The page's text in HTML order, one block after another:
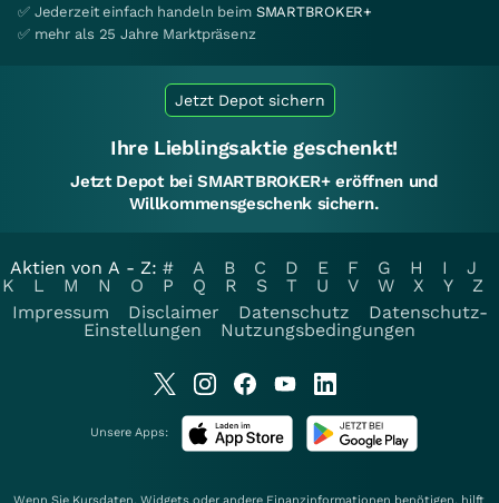
✅ Jederzeit einfach handeln beim SMARTBROKER+
✅ mehr als 25 Jahre Marktpräsenz
Jetzt Depot sichern
Ihre Lieblingsaktie geschenkt!
Jetzt Depot bei SMARTBROKER+ eröffnen und
Willkommensgeschenk sichern.
Aktien von A - Z: # A B C D E F G H I
J
K
L M N O P Q R S T U V W X Y
Z
Impressum
Disclaimer Datenschutz
Datenschutz-
Einstellungen
Nutzungsbedingungen
Unsere Apps: